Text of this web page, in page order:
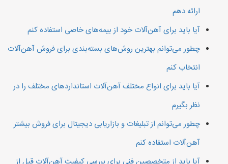
ارائه دهم
آیا باید برای آهن‌آلات خود از بیمه‌های خاصی استفاده کنم
چطور می‌توانم بهترین روش‌های بسته‌بندی برای فروش آهن‌آلات
انتخاب کنم
آیا باید برای انواع مختلف آهن‌آلات استانداردهای مختلف را در
نظر بگیرم
چطور می‌توانم از تبلیغات و بازاریابی دیجیتال برای فروش بیشتر
آهن‌آلات استفاده کنم